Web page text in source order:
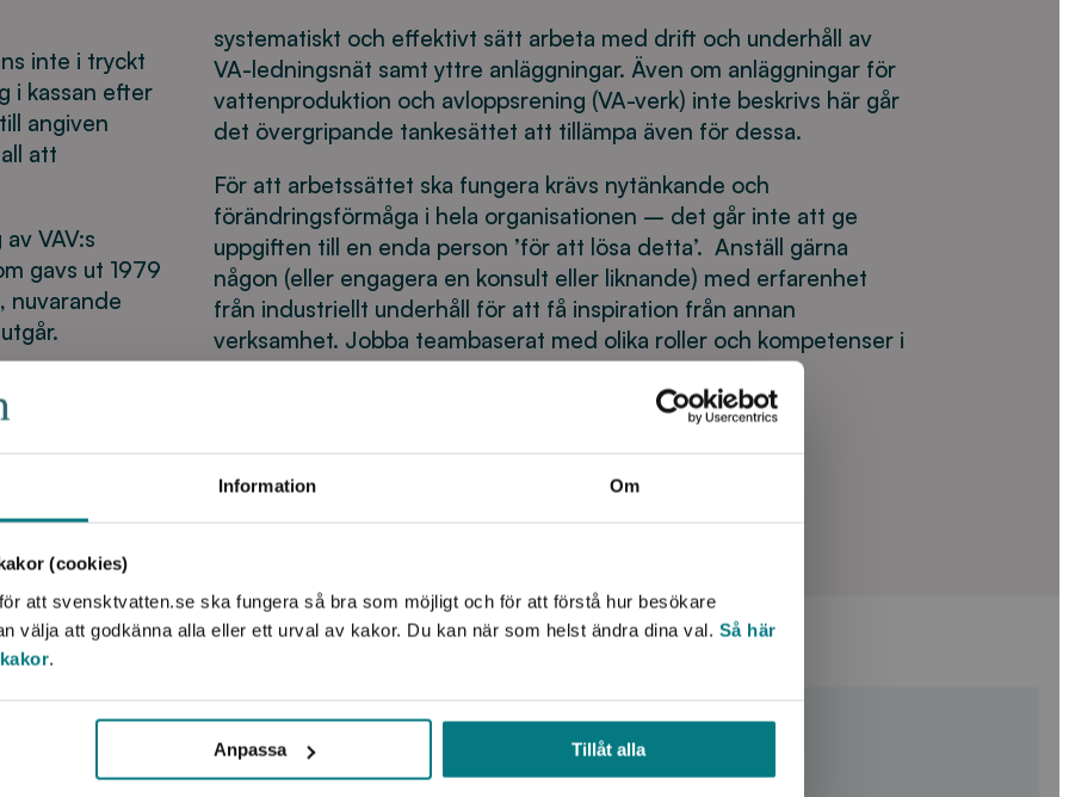
Information Om
(cookies)
att svensktvatten.se ska fungera så bra som möjligt och för att förstå hur besökare
välja att godkänna alla eller ett urval av kakor. Du kan när som helst ändra dina val. Så här
.
Anpassa Tillåt alla
inte i tryckt
i kassan efter
angiven
att
VAV:s
gavs ut 1979
nuvarande
från
beskriver
ska
ett
systematiskt och effektivt sätt arbeta med drift och underhåll av
VA-ledningsnät samt yttre anläggningar. Även om anläggningar för
vattenproduktion och avloppsrening (VA-verk) inte beskrivs här går
det övergripande tankesättet att tillämpa även för dessa.
För att arbetssättet ska fungera krävs nytänkande och
förändringsförmåga i hela organisationen – det går inte att ge
uppgiften till en enda person ’för att lösa detta’. Anställ gärna
någon (eller engagera en konsult eller liknande) med erfarenhet
från industriellt underhåll för att få inspiration från annan
verksamhet. Jobba teambaserat med olika roller och kompetenser i
gruppen. Samarbeta med andra VA-organisationer i
Tillhörande stödfiler till P113hittar du här.